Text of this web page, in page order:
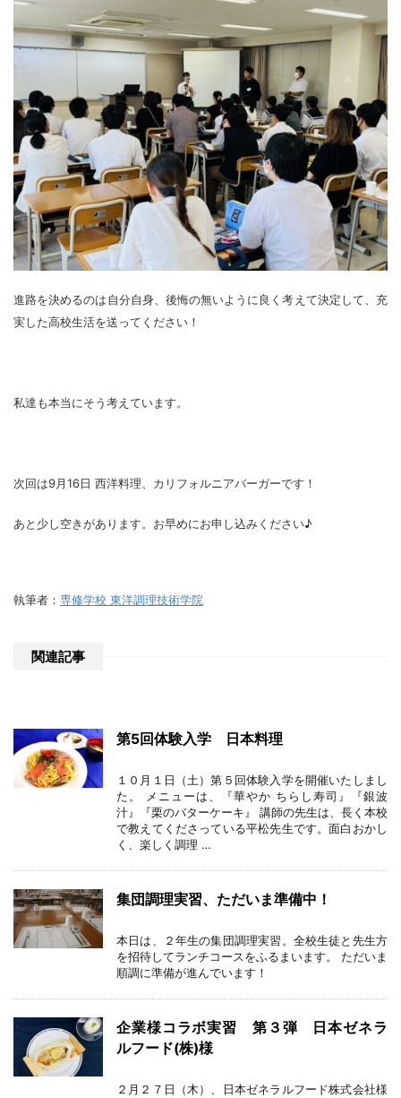
進路を決めるのは自分自身、後悔の無いように良く考えて決定して、充
実した高校生活を送ってください！
私達も本当にそう考えています。
次回は9月16日 西洋料理、カリフォルニアバーガーです！
あと少し空きがあります。お早めにお申し込みください♪
執筆者： 専修学校 東洋調理技術学院
関連記事
第5回体験入学 日本料理
１０月１日（土）第５回体験入学を開催いたしまし
た。 メニューは、『華やか ちらし寿司』『銀波
汁』『栗のバターケーキ』 講師の先生は、長く本校
で教えてくださっている平松先生です。面白おかし
く、楽しく調理 …
集団調理実習、ただいま準備中！
本日は、２年生の集団調理実習。全校生徒と先生方
を招待してランチコースをふるまいます。 ただいま
順調に準備が進んでいます！
企業様コラボ実習 第３弾 日本ゼネラ
ルフード(株)様
２月２７日（木）、日本ゼネラルフード株式会社様